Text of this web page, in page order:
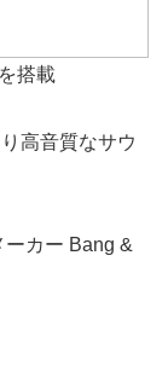
搭載
高音質なサウ
カー Bang &